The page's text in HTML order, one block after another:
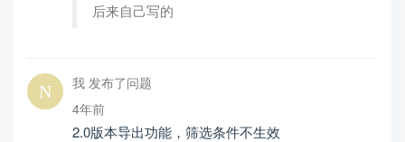
后来自己写的
我 发布了问题
4年前
2.0版本导出功能，筛选条件不生效